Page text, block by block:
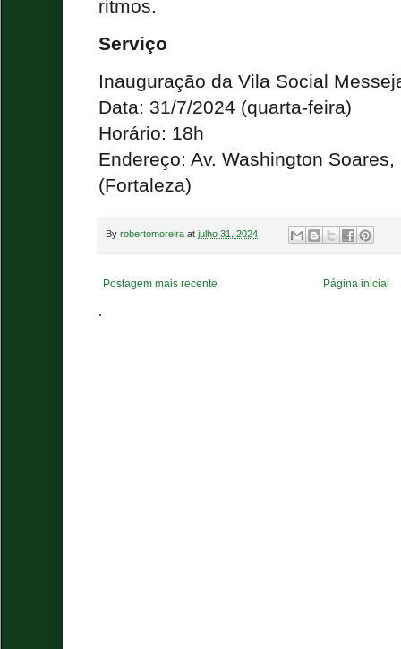
ritmos.
Serviço
Inauguração da Vila Social
Data: 31/7/2024 (quarta-feira)
Horário: 18h
Endereço: Av. Washington
(Fortaleza)
By robertomoreira at julho 31, 2024
Postagem mais recente Página inicial
.